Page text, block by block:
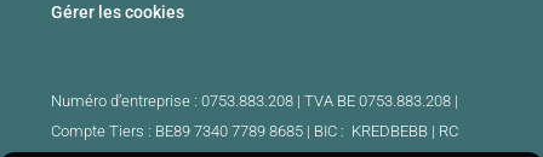
Gérer les cookies
Numéro d’entreprise : 0753.883.208 | TVA BE 0753.883.208 |
Compte Tiers : BE89 7340 7789 8685 | BIC : KREDBEBB | RC